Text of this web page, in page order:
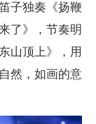
子独奏《扬鞭
了》，节奏明
山顶上》，用
然，如画的意